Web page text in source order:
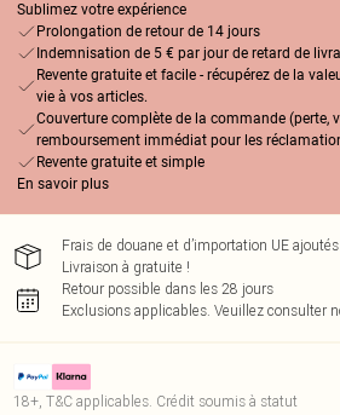
Sublimez votre expérience
Prolongation de retour de 14 jours
Indemnisation de 5 € par jour de retard de
Revente gratuite et facile - récupérez de la
vie à vos articles.
Couverture complète de la commande (perte,
remboursement immédiat pour les
Revente gratuite et simple
En savoir plus
Frais de douane et d’importation UE
Livraison à gratuite !
Retour possible dans les 28 jours
Exclusions applicables. Veuillez consulter
18+, T&C applicables. Crédit soumis à statut